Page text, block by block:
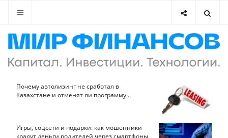
Почему автолизинг не сработал в
Казахстане и отменят ли программу...
Игры, соцсети и подарки: как мошенники